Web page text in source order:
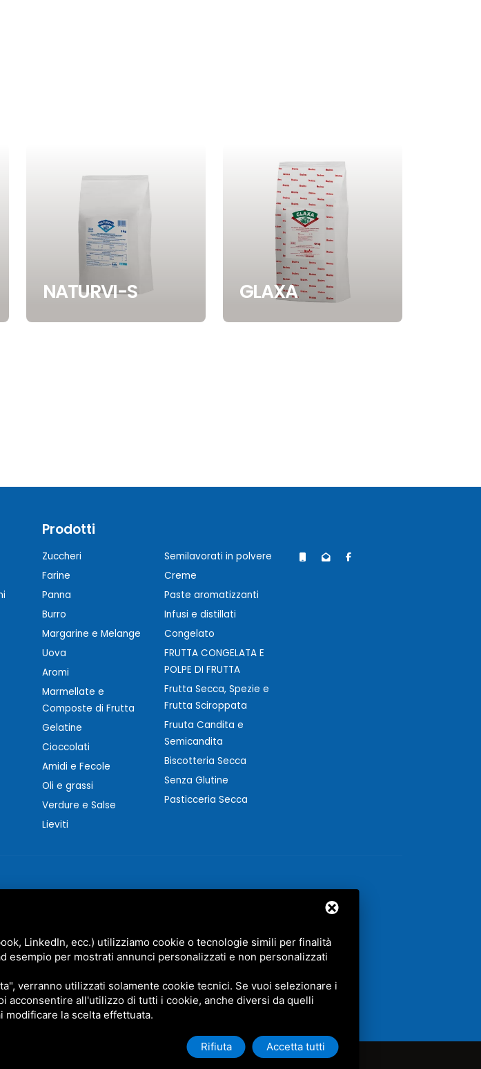
NATURVI-S GLAXA
Prodotti
Zuccheri
Farine
Panna
Burro
Margarine e Melange
Uova
Aromi
Marmellate e
Composte di Frutta
Gelatine
Cioccolati
Amidi e Fecole
Oli e grassi
Verdure e Salse
Lieviti
Semilavorati in polvere
Creme
Paste aromatizzanti
Infusi e distillati
Congelato
FRUTTA CONGELATA E
POLPE DI FRUTTA
Frutta Secca, Spezie e
Frutta Sciroppata
Fruuta Candita e
Semicandita
Biscotteria Secca
Senza Glutine
Pasticceria Secca
01942630383 • PRIVACY•SITEMAP
V3,
LinkedIn, ecc.) utilizziamo cookie o tecnologie simili per finalità
esempio per mostrati annunci personalizzati e non personalizzati
verranno utilizzati solamente cookie tecnici. Se vuoi selezionare i
acconsentire all'utilizzo di tutti i cookie, anche diversi da quelli
modificare la scelta effettuata.
Rifiuta Accetta tutti